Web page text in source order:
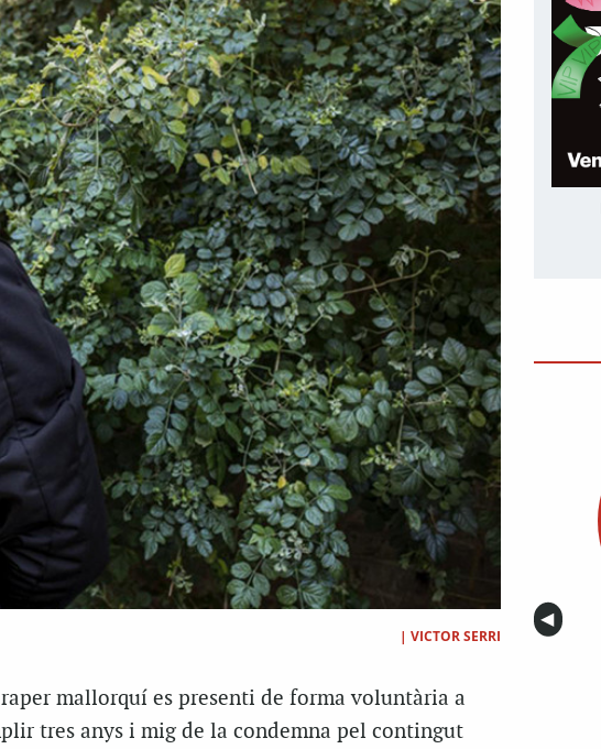
| VICTOR SERRI
mallorquí es presenti de forma voluntària a
tres anys i mig de la condemna pel contingut
Anterior
◀︎